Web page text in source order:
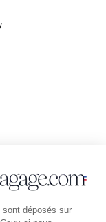
déposés sur